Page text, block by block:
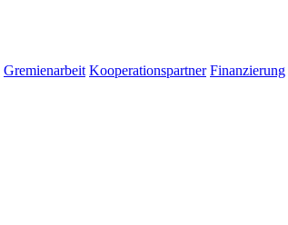
Gremienarbeit Kooperationspartner Finanzierung